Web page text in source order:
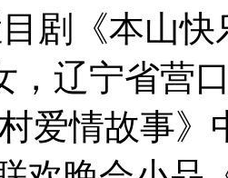
剧《本山快
，辽宁省营
爱情故事